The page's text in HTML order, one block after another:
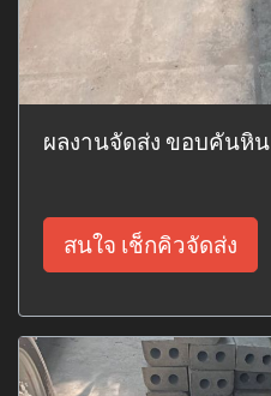
ผลงานจัดส่ง ขอบคันหิน
สนใจ เช็กคิวจัดส่ง